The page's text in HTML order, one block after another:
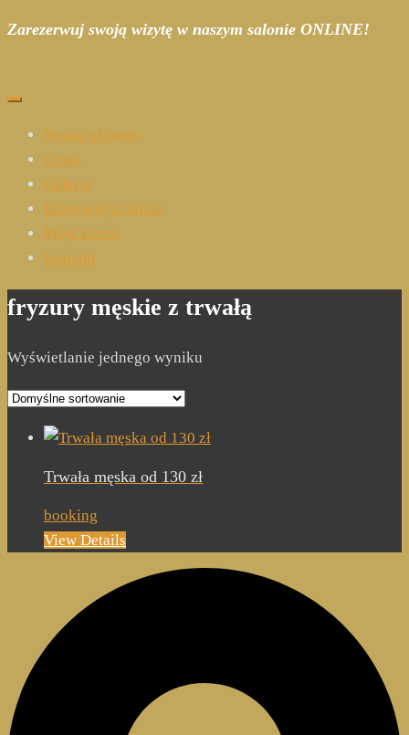
Przejdź
Zarezerwuj swoją wizytę w naszym salonie ONLINE!
Strona główna
O nas
Galeria
Rezerwacja online
Moje konto
Kontakt
fryzury męskie z trwałą
Wyświetlanie jednego wyniku
Trwała męska od 130 zł
booking
View Details